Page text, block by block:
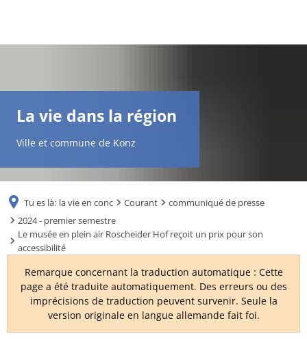
FR
TR
UK
RU
La vie dans la région
Ville et commune de Konz
Tu es là: la vie en conc Courant
communiqué de presse
2024 - premier semestre
Le musée en plein air Roscheider Hof reçoit un prix pour son
accessibilité
Remarque concernant la traduction automatique : Cette
page a été traduite automatiquement. Des erreurs ou des
imprécisions de traduction peuvent survenir. Seule la
version originale en langue allemande fait foi.